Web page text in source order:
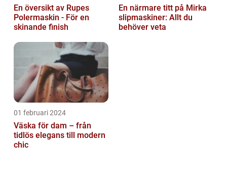
En översikt av Rupes
Polermaskin - För en
skinande finish
En närmare titt på Mirka
slipmaskiner: Allt du
behöver veta
01 februari 2024
Väska för dam – från
tidlös elegans till modern
chic